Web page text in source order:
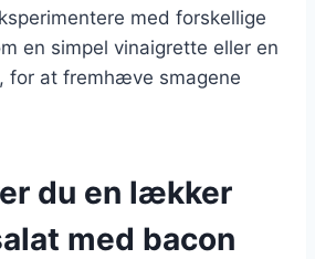
med forskellige
en simpel vinaigrette eller en
for at fremhæve smagene
du en lækker
med bacon